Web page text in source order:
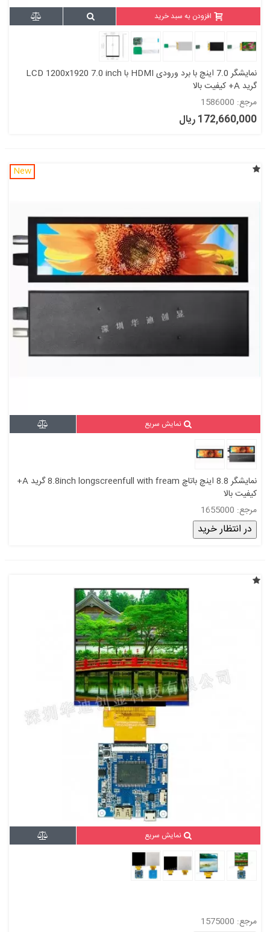
افزودن به سبد خرید
نمایشگر 7.0 اینچ با برد ورودی HDMI با LCD 1200x1920 7.0 inch
گرید A+ کیفیت بالا
مرجع: 1586000
172,660,000 ریال
New
نمایش سریع
نمایشگر 8.8 اینچ باتاچ 8.8inch longscreenfull with fream گرید A+
کیفیت بالا
مرجع: 1655000
در انتظار خرید
نمایش سریع
مرجع: 1575000